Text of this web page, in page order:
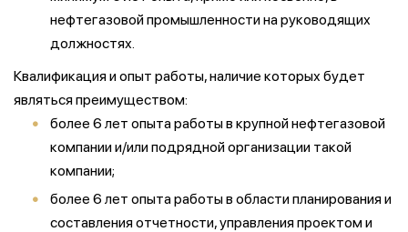
нефтегазовой промышленности на руководящих
должностях.
Квалификация и опыт работы, наличие которых будет
являться преимуществом:
более 6 лет опыта работы в крупной нефтегазовой
компании и/или подрядной организации такой
компании;
более 6 лет опыта работы в области планирования и
составления отчетности, управления проектом и